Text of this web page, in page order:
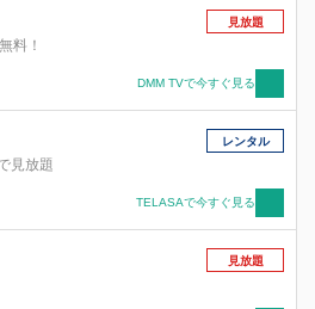
・レオは、ふとしたきっかけからライブ
料！
見放題
DMM TVで今すぐ見る
見放題
レンタル
TELASAで今すぐ見る
見放題